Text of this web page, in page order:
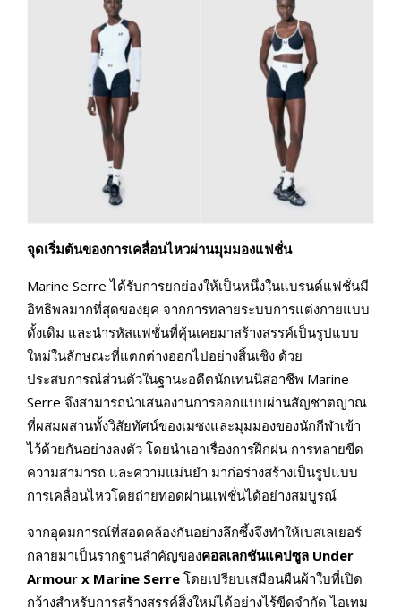
จุดเริ่มต้นของการเคลื่อนไหวผ่านมุมมองแฟชั่น
Marine Serre ได้รับการยกย่องให้เป็นหนึ่งในแบรนด์แฟชั่นมี
อิทธิพลมากที่สุดของยุค จากการทลายระบบการแต่งกายแบบ
ดั้งเดิม และนำรหัสแฟชั่นที่คุ้นเคยมาสร้างสรรค์เป็นรูปแบบ
ใหม่ในลักษณะที่แตกต่างออกไปอย่างสิ้นเชิง ด้วย
ประสบการณ์ส่วนตัวในฐานะอดีตนักเทนนิสอาชีพ Marine
Serre จึงสามารถนำเสนองานการออกแบบผ่านสัญชาตญาณ
ที่ผสมผสานทั้งวิสัยทัศน์ของเมซงและมุมมองของนักกีฬาเข้า
ไว้ด้วยกันอย่างลงตัว โดยนำเอาเรื่องการฝึกฝน การทลายขีด
ความสามารถ และความแม่นยำ มาก่อร่างสร้างเป็นรูปแบบ
การเคลื่อนไหวโดยถ่ายทอดผ่านแฟชั่นได้อย่างสมบูรณ์
จากอุดมการณ์ที่สอดคล้องกันอย่างลึกซึ้งจึงทำให้เบสเลเยอร์
กลายมาเป็นรากฐานสำคัญของคอลเลกชันแคปซูล Under
Armour x Marine Serre โดยเปรียบเสมือนผืนผ้าใบที่เปิด
กว้างสำหรับการสร้างสรรค์สิ่งใหม่ได้อย่างไร้ขีดจำกัด ไอเทม